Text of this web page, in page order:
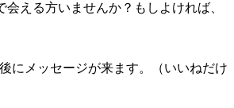
える方いませんか？もしよければ、
にメッセージが来ます。（いいねだけ